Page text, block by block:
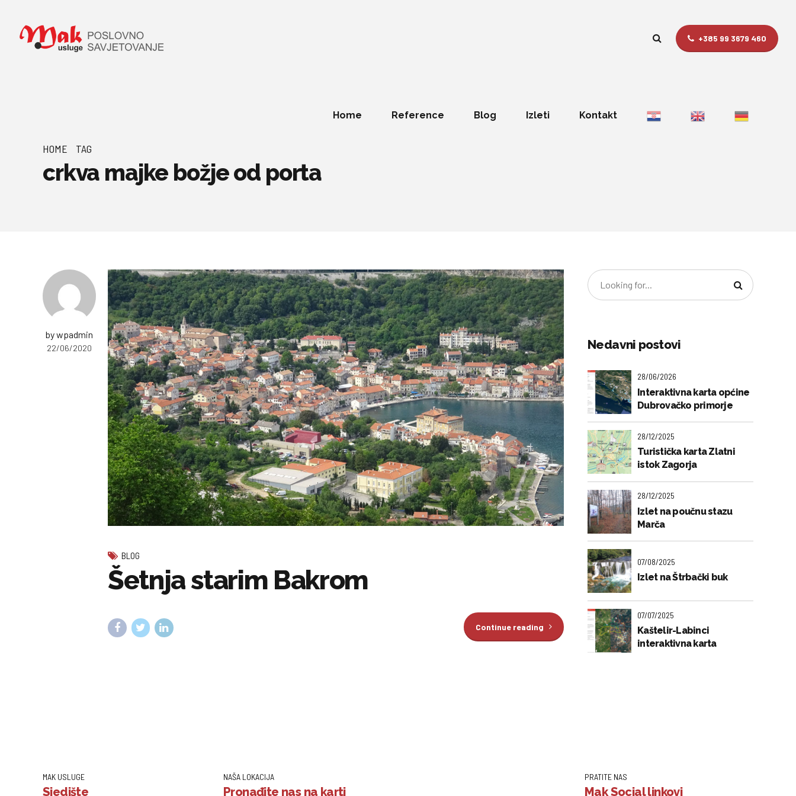
+385 99 3679 460
Home Reference Blog Izleti Kontakt
HOME TAG
crkva majke božje od porta
by wpadmin
22/06/2020
BLOG
Šetnja starim Bakrom
Continue reading
Nedavni postovi
28/06/2026
Interaktivna karta općine
Dubrovačko primorje
28/12/2025
Turistička karta Zlatni
istok Zagorja
28/12/2025
Izlet na poučnu stazu
Marča
07/08/2025
Izlet na Štrbački buk
07/07/2025
Kaštelir-Labinci
interaktivna karta
MAK USLUGE
Sjedište
NAŠA LOKACIJA
Pronađite nas na karti
PRATITE NAS
Mak Social linkovi